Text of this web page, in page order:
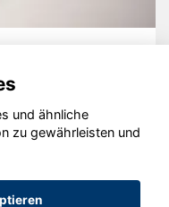
2020 - 2026
und ähnliche
zu gewährleisten und